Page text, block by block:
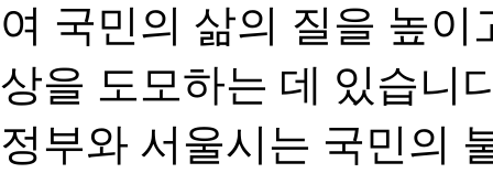
여 국민의 삶의 질을 높
상을 도모하는 데 있습니
정부와 서울시는 국민의